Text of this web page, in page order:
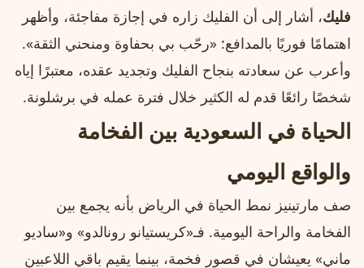
فليك، أشار إلى أن الفليك زاره في إجازة مفاجئة، وأظهر
اهتمامًا فوريًا بالمدافع: «رحّب بي بحفاوة ومنحني الثقة».
وأعرب عن سعادته بنجاح الفليك وتجديد عقده، معتبرًا إياه
شخصًا رائعًا قدم له الكثير خلال فترة عمله في برشلونة.
الحياة في السعودية بين الفخامة
والواقع اليومي
صف مارتينيز نمط الحياة في الرياض بأنه يجمع بين
الفخامة والراحة اليومية. فـ«كريستيانو رونالدو» و«ساديو
ماني» يعيشان في قصور فخمة، بينما يقيم باقي اللاعبين